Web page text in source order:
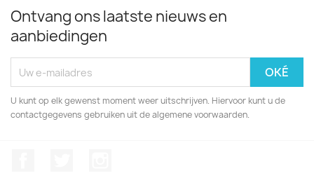
Ontvang ons laatste nieuws en
aanbiedingen
U kunt op elk gewenst moment weer uitschrijven. Hiervoor kunt u de
contactgegevens gebruiken uit de algemene voorwaarden.